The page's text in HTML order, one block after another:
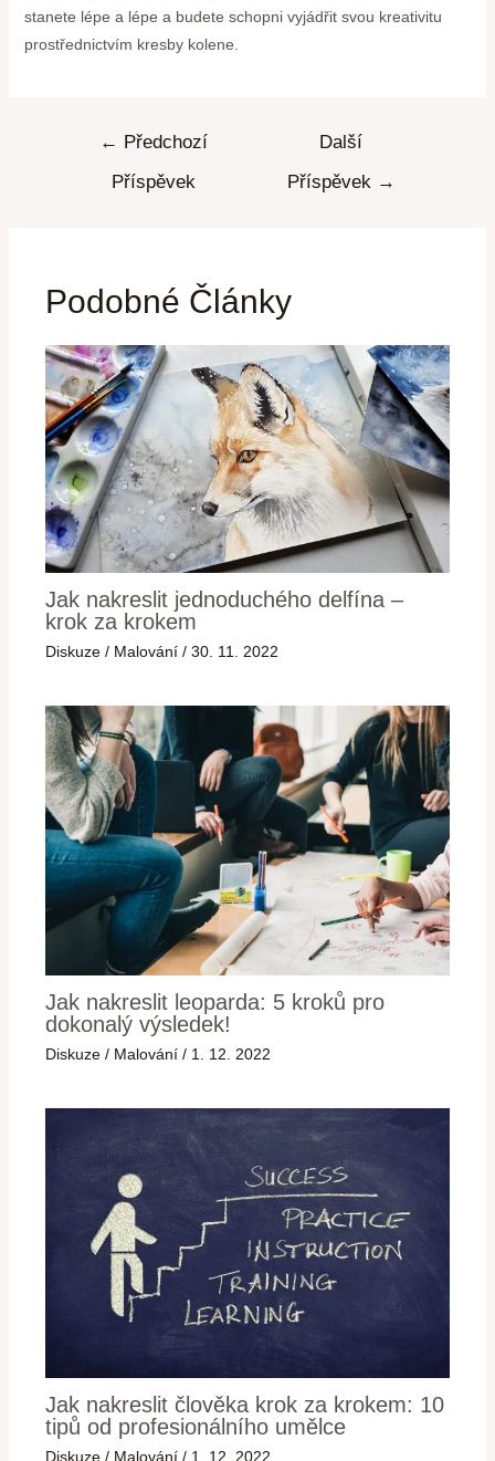
stanete lépe a lépe a budete schopni vyjádřit svou kreativitu
prostřednictvím kresby kolene.
← Předchozí
Příspěvek
Další
Příspěvek →
Podobné Články
Jak nakreslit jednoduchého delfína –
krok za krokem
Diskuze / Malování /30. 11. 2022
Jak nakreslit leoparda: 5 kroků pro
dokonalý výsledek!
Diskuze / Malování / 1. 12. 2022
Jak nakreslit člověka krok za krokem: 10
tipů od profesionálního umělce
Diskuze / Malování / 1. 12. 2022